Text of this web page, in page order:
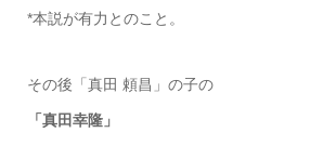
*本説が有力とのこと。
その後「真田 頼昌」の子の
「真田幸隆」